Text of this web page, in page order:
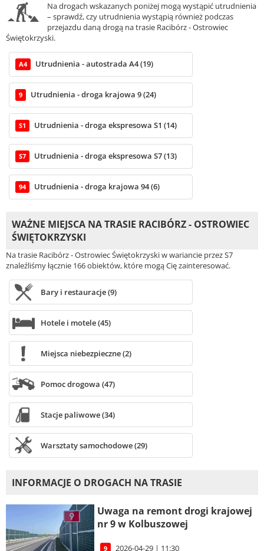
Na drogach wskazanych poniżej mogą wystąpić utrudnienia
– sprawdź, czy utrudnienia wystąpią również podczas
przejazdu daną drogą na trasie Racibórz - Ostrowiec
Świętokrzyski.
A4 Utrudnienia - autostrada A4 (19)
9 Utrudnienia - droga krajowa 9 (24)
S1 Utrudnienia - droga ekspresowa S1 (14)
S7 Utrudnienia - droga ekspresowa S7 (13)
94 Utrudnienia - droga krajowa 94 (6)
WAŻNE MIEJSCA NA TRASIE RACIBÓRZ - OSTROWIEC
ŚWIĘTOKRZYSKI
Na trasie Racibórz - Ostrowiec Świętokrzyski w wariancie przez S7
znaleźliśmy łącznie 166 obiektów, które mogą Cię zainteresować.
Bary i restauracje (9)
Hotele i motele (45)
Miejsca niebezpieczne (2)
Pomoc drogowa (47)
Stacje paliwowe (34)
Warsztaty samochodowe (29)
INFORMACJE O DROGACH NA TRASIE
Uwaga na remont drogi krajowej
nr 9 w Kolbuszowej
9 2026-04-29 | 11:30